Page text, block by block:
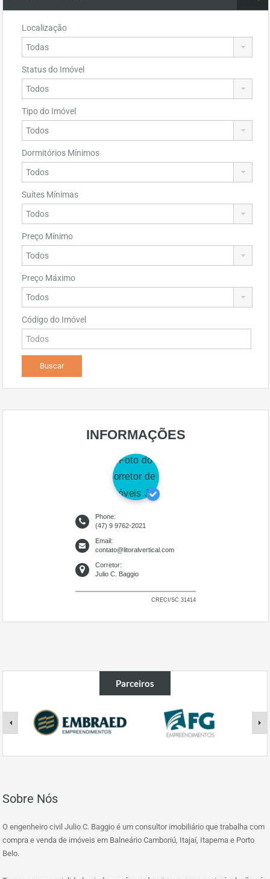
Localização
Status do Imóvel
Tipo do Imóvel
Dormitórios Mínimos
Suítes Mínimas
Preço Mínimo
Preço Máximo
Código do Imóvel
INFORMAÇÕES
Phone:
(47) 9 9762-2021
Email:
contato@litoralvertical.com
Corretor:
Julio C. Baggio
CRECI/SC 31414
Parceiros
Sobre Nós
O engenheiro civil Julio C. Baggio é um consultor imobiliário que trabalha com
compra e venda de imóveis em Balneário Camboriú, Itajaí, Itapema e Porto
Belo.